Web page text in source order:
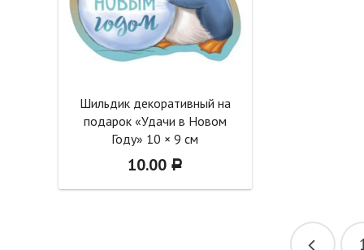
Шильдик декоративный на
подарок «Удачи в Новом
Году» 10 × 9 см
10.00 Р